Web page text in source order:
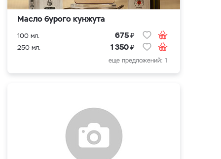
Масло бурого кунжута
100 мл. 675₽
250 мл. 1 350₽
еще предложений: 1